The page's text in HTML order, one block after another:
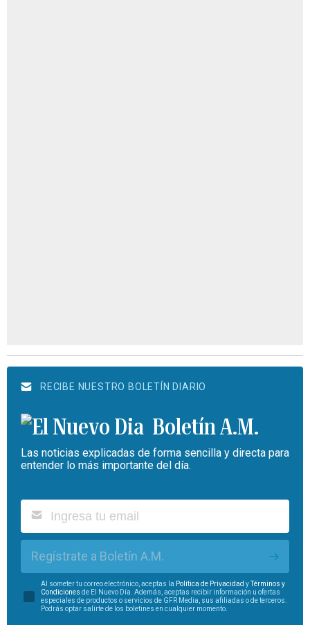
RECIBE NUESTRO BOLETÍN DIARIO
Boletín A.M.
Las noticias explicadas de forma sencilla y directa para
entender lo más importante del día.
Regístrate a Boletín A.M.
Al someter tu correo electrónico, aceptas la Política de Privacidad yTérminos y
Condiciones de El Nuevo Día. Además, aceptas recibir información u ofertas
especiales de productos o servicios de GFR Media, sus afiliadas o de terceros.
Podrás optar salirte de los boletines en cualquier momento.